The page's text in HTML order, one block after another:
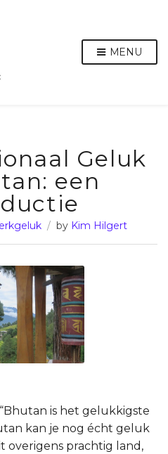
MENU
Geluk
een
by Kim Hilgert
is het gelukkigste
kan je nog écht geluk
overigens prachtig land,